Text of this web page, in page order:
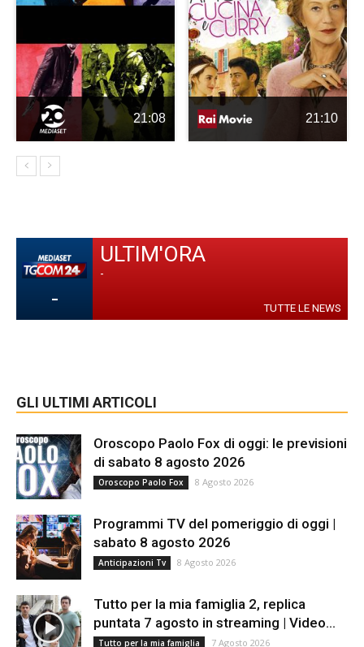
21:08 21:10
-
ULTIM'ORA
-
TUTTE LE NEWS
GLI ULTIMI ARTICOLI
Oroscopo Paolo Fox di oggi: le previsioni
di sabato 8 agosto 2026
Oroscopo Paolo Fox 8 Agosto 2026
Programmi TV del pomeriggio di oggi |
sabato 8 agosto 2026
Anticipazioni Tv 8 Agosto 2026
Tutto per la mia famiglia 2, replica
puntata 7 agosto in streaming | Video...
Tutto per la mia famiglia 7 Agosto 2026